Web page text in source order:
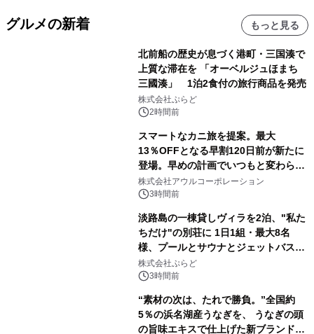
グルメの新着 もっと見る
北前船の歴史が息づく港町・三国湊で
上質な滞在を 「オーベルジュほまち
三國湊」 1泊2食付の旅行商品を発売
株式会社ぷらど
2時間前
スマートなカニ旅を提案。最大
13％OFFとなる早割120日前が新たに
登場。早めの計画でいつもと変わらぬ
大人の冬旅を。ー夕日ヶ浦温泉「佳松
苑 別邸ふうか」ー
株式会社アウルコーポレーション
3時間前
淡路島の一棟貸しヴィラを2泊、"私た
ちだけ"の別荘に 1日1組・最大8名
様、プールとサウナとジェットバス付
きで Villa Mon Temps AWAJIの連泊
素泊りプラン
株式会社ぷらど
3時間前
“素材の次は、たれで勝負。”全国約
5％の浜名湖産うなぎを、 うなぎの頭
の旨味エキスで仕上げた新ブランド